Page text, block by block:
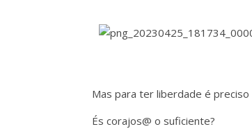
Mas para ter liberdade é
És corajos@ o suficiente?